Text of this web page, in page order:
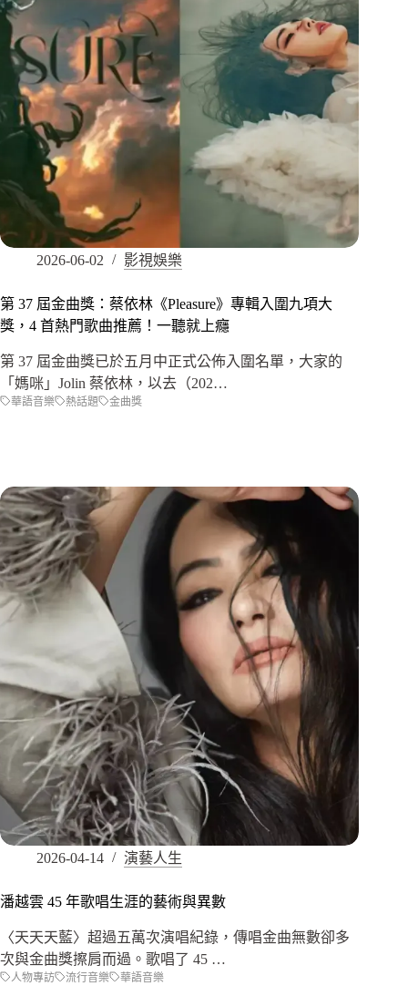
2026-06-02 影視娛樂
第 37 屆金曲獎：蔡依林《Pleasure》專輯入圍九項大
獎，4 首熱門歌曲推薦！一聽就上癮
第 37 屆金曲獎已於五月中正式公佈入圍名單，大家的
「媽咪」Jolin 蔡依林，以去（202…
華語音樂 熱話題 金曲獎
2026-04-14 演藝人生
潘越雲 45 年歌唱生涯的藝術與異數
〈天天天藍〉超過五萬次演唱紀錄，傳唱金曲無數卻多
次與金曲獎擦肩而過。歌唱了 45 …
人物專訪 流行音樂 華語音樂